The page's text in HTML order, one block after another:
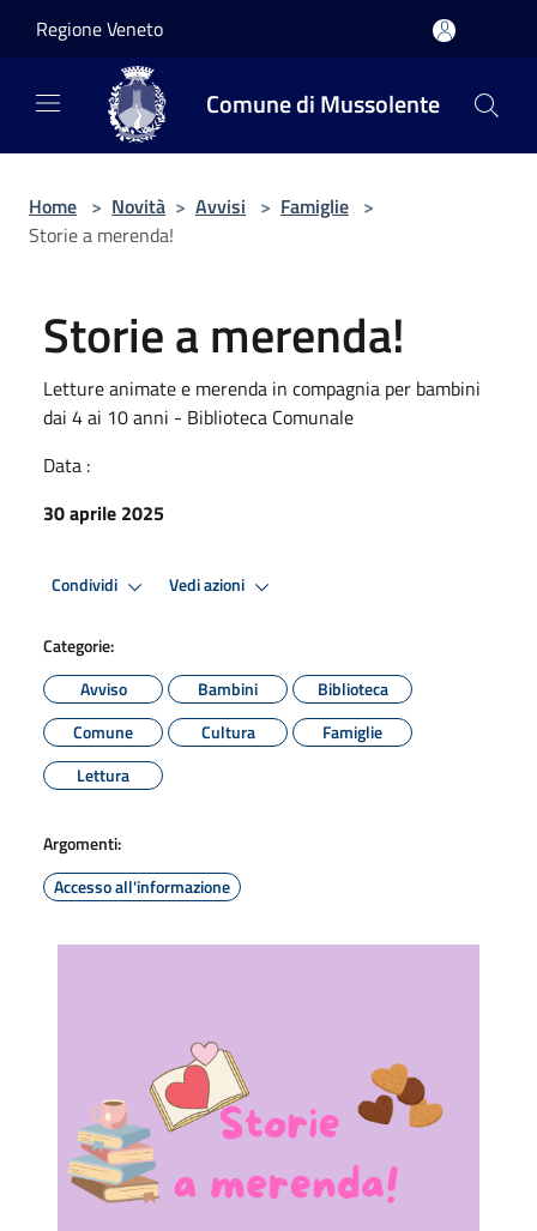
Regione Veneto
Comune di Mussolente
Home > Novità > Avvisi > Famiglie >
Storie a merenda!
Storie a merenda!
Letture animate e merenda in compagnia per bambini
dai 4 ai 10 anni - Biblioteca Comunale
Data :
30 aprile 2025
Condividi Vedi azioni
Categorie:
Avviso
Bambini
Biblioteca
Comune
Cultura
Famiglie
Lettura
Argomenti:
Accesso all'informazione